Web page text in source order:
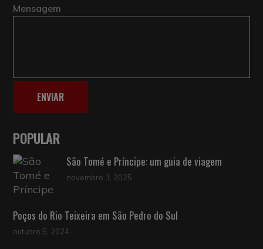
Mensagem
ENVIAR
POPULAR
São Tomé e Príncipe: um guia de viagem
novembro 3, 2025
Poços do Rio Teixeira em São Pedro do Sul
outubro 5, 2024